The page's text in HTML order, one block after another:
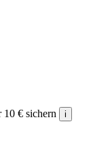
10 € sichern i